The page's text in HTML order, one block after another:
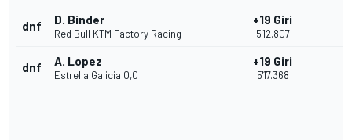
dnf D. Binder
Red Bull KTM Factory Racing
+19 Giri
5'12.807
dnf A. Lopez
Estrella Galicia 0,0
+19 Giri
5'17.368